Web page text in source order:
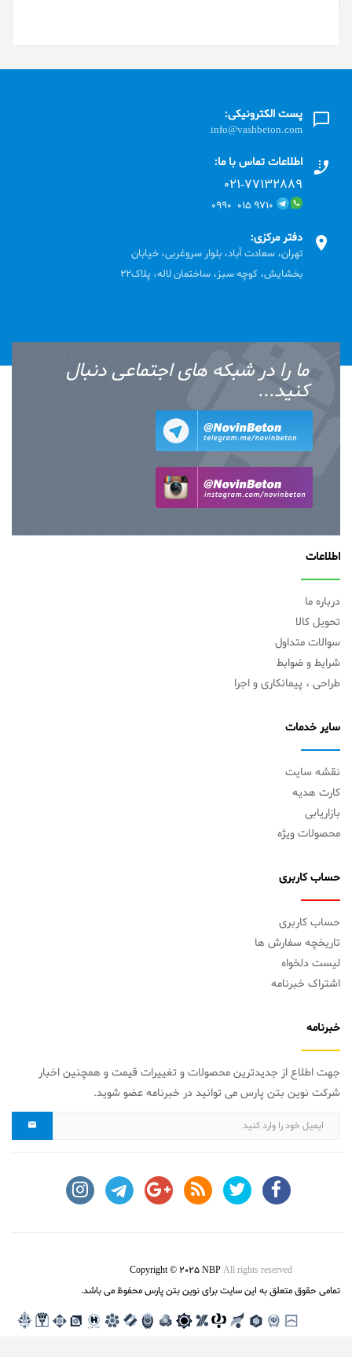
پست الکترونیکی:
info@vashbeton.com
اطلاعات تماس با ما:
۰۲۱-۷۷۱٣۲۸۸۹
۹۷۱۰ ۰۱۵ ۰۹۹۰
دفتر مرکزی:
تهران، سعادت آباد، بلوار سروغربی، خیابان
بخشایش، کوچه سبز، ساختمان لاله، پلاک22
ما را در شبکه های اجتماعی دنبال
کنید...
اطلاعات
درباره ما
تحویل کالا
سوالات متداول
شرایط و ضوابط
طراحی ، پیمانکاری و اجرا
سایر خدمات
نقشه سایت
کارت هدیه
بازاریابی
محصولات ویژه
حساب کاربری
حساب کاربری
تاریخچه سفارش ها
لیست دلخواه
اشتراک خبرنامه
خبرنامه
جهت اطلاع از جدیدترین محصولات و تغییرات قیمت و همچنین اخبار
شرکت نوین بتن پارس می توانید در خبرنامه عضو شوید.
Copyright © 2025 NBPAll rights reserved
تمامی حقوق متعلق به این سایت برای نوین بتن پارس محفوظ می باشد.